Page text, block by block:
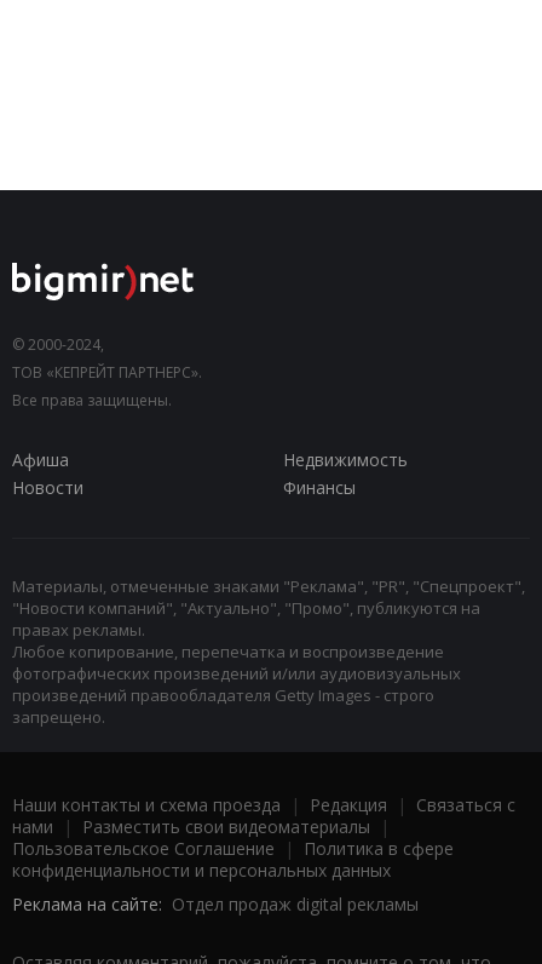
© 2000-2024,
ТОВ «КЕПРЕЙТ ПАРТНЕРС».
Все права защищены.
Афиша
Недвижимость
Новости
Финансы
Материалы, отмеченные знаками "Реклама", "PR", "Спецпроект",
"Новости компаний", "Актуально", "Промо", публикуются на
правах рекламы.
Любое копирование, перепечатка и воспроизведение
фотографических произведений и/или аудиовизуальных
произведений правообладателя Getty Images - строго
запрещено.
Наши контакты и схема проезда | Редакция | Связаться с
нами | Разместить свои видеоматериалы |
Пользовательское Соглашение |
Политика в сфере
конфиденциальности и персональных данных
Реклама на сайте: Отдел продаж digital рекламы